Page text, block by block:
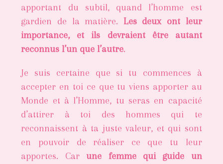
apportant du subtil, quand l’homme est
gardien de la matière. Les deux ont leur
importance, et ils devraient être autant
reconnus l’un que l’autre.
Je suis certaine que si tu commences à
accepter en toi ce que tu viens apporter au
Monde et à l’Homme, tu seras en capacité
d’attirer à toi des hommes qui te
reconnaissent à ta juste valeur, et qui sont
en pouvoir de réaliser ce que tu leur
apportes. Carune femme qui guide un